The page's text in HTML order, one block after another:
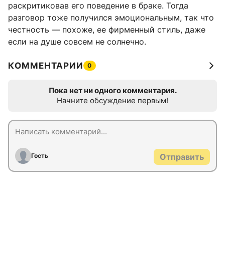
раскритиковав его поведение в браке. Тогда
разговор тоже получился эмоциональным, так что
честность — похоже, ее фирменный стиль, даже
если на душе совсем не солнечно.
КОММЕНТАРИИ 0
Пока нет ни одного комментария.
Начните обсуждение первым!
Гость Отправить